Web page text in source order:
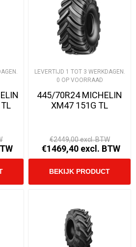
LEVERTIJD 1 TOT 3 WERKDAGEN.
0 OP VOORRAAD
445/70R24 MICHELIN
XM47 151G TL
€2449,00 excl. BTW
€1469,40 excl. BTW